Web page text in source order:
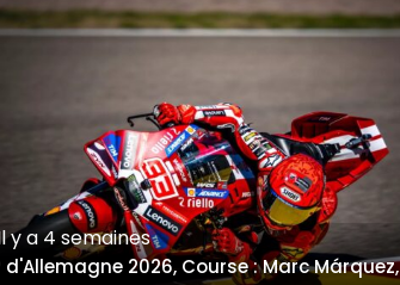
y a 4 semaines
d'Allemagne 2026, Course : Marc Márquez,